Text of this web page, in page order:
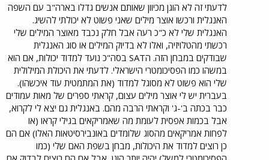
לדעתי זה לא הוגן מכיוון שאותם אנשים גדלו בארה"ב עם השפה
האנגלית ורכשו אוצר מילים שאני פשוט לא יכולתי להשיג.
האנגלית שלי לא כ"כ רעה אבל חלק נכבד מאוצר המילים שלי
רכשתי מהטלויזיה, ואלו לא בדיוק המילים או סוג האנגלית
שבודקים במבחן הזה. הSAT בסה"כ נועד למדוד יכולות, אם הוא
במשהו כמו הפסיכומטרי הישראלי. לדעתי את היכולת המילולית
שלי הוא פשוט לא מסוגל למדוד (את המתמטית עוד איכשהו).
בעברית יש לי אוצר מילים עצום, קראתי ספרים של מאות עמודים
כבר בכתה ב'-ג' וקראתי הרבה מהם. באנגלית גם יצא לי לקרוא,
אבל בכמות אפסית לעומת מה שאמריקאים בגילי קראו (או
לפחות אמריקאים מהסוג שלומדים באונבירסיטאות האלו) אם הם
כן רוצים למדוד את היכולות, מבחן בשפת האם שלי (כמו